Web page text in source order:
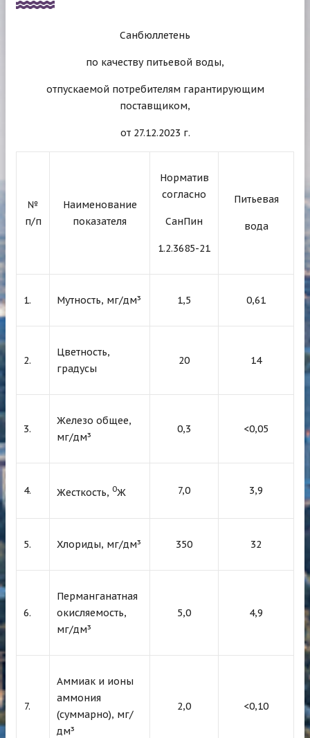
Санбюллетень
по качеству питьевой воды,
отпускаемой потребителям гарантирующим
поставщиком,
от 27.12.2023 г.
№
п/п
Наименование
показателя
Норматив
согласно
СанПин
1.2.3685-21
Питьевая
вода
1. Мутность, мг/дм³ 1,5 0,61
2.
Цветность,
градусы
20 14
3.
Железо общее,
мг/дм³
0,3 <0,05
4. Жесткость, 0Ж 7,0 3,9
5. Хлориды, мг/дм³ 350 32
6.
Перманганатная
окисляемость,
мг/дм³
5,0 4,9
7.
Аммиак и ионы
аммония
(суммарно), мг/
дм³
2,0 <0,10